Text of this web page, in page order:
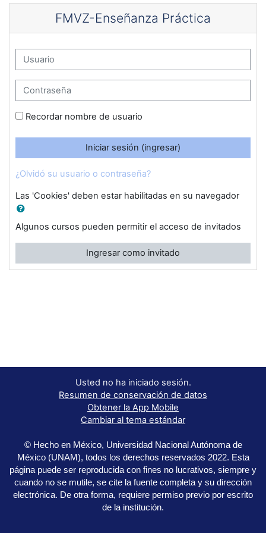
Saltar al contenido principal
FMVZ-Enseñanza Práctica
Usuario
Contraseña
Recordar nombre de usuario
Iniciar sesión (ingresar)
¿Olvidó su usuario o contraseña?
Las 'Cookies' deben estar habilitadas en su navegador
Algunos cursos pueden permitir el acceso de invitados
Ingresar como invitado
Usted no ha iniciado sesión.
Resumen de conservación de datos
Obtener la App Mobile
Cambiar al tema estándar
© Hecho en México, Universidad Nacional Autónoma de
México (UNAM), todos los derechos reservados 2022. Esta
página puede ser reproducida con fines no lucrativos, siempre y
cuando no se mutile, se cite la fuente completa y su dirección
electrónica. De otra forma, requiere permiso previo por escrito
de la institución.